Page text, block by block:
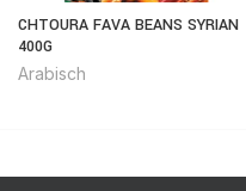
CHTOURA FAVA BEANS SYRIAN
400G
Arabisch